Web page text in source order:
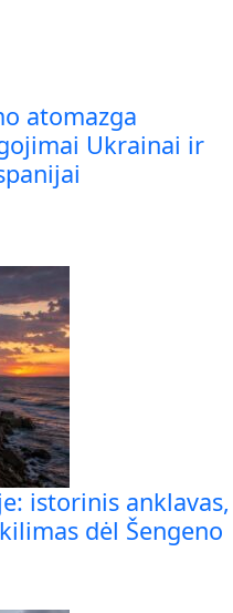
atomazga
Ukrainai ir
istorinis anklavas,
dėl Šengeno